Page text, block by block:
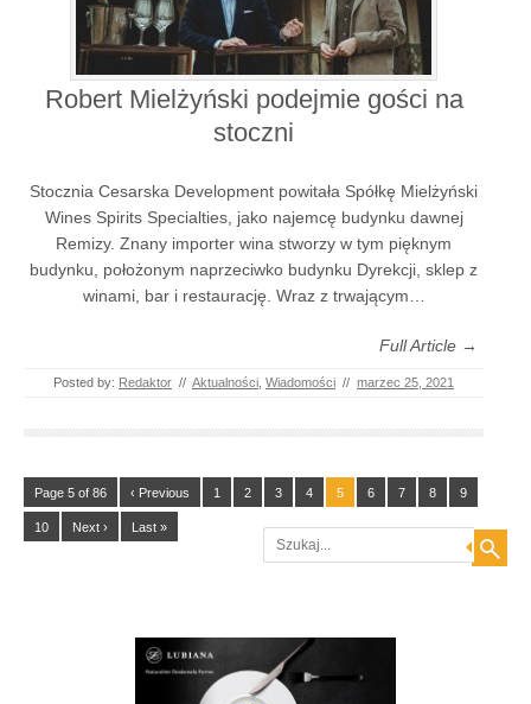
Robert Mielżyński podejmie gości na
stoczni
Stocznia Cesarska Development powitała Spółkę Mielżyński
Wines Spirits Specialties, jako najemcę budynku dawnej
Remizy. Znany importer wina stworzy w tym pięknym
budynku, położonym naprzeciwko budynku Dyrekcji, sklep z
winami, bar i restaurację. Wraz z trwającym…
Full Article →
Posted by: Redaktor // Aktualności Wiadomości // marzec 25, 2021
Page 5 of 86 ‹ Previous 1 2 3 4 5 6 7 8 9
10 Next › Last »